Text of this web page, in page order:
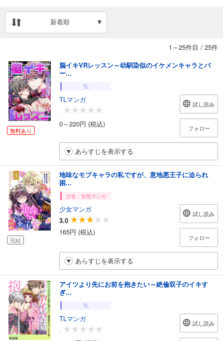
新着順
1～25件目 / 25件
無料あり
脳イキVRレッスン～幼馴染似のイケメンキャラとバ
ー...
TL
TLマンガ
-
0～220円 (税込)
試し読み
フォロー
あらすじを表示する
完結
地味なモブキャラの私ですが、意地悪王子に迫られ
困...
少女・女性マンガ
少女マンガ
3.0
165円 (税込)
試し読み
フォロー
あらすじを表示する
アイツより先にお前を抱きたい～絶倫双子のイキす
ぎ...
TL
TLマンガ
-
試し読み